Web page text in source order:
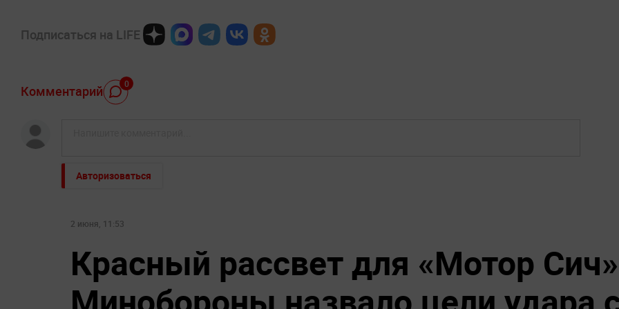
Подписаться на LIFE
Комментарий 0
Авторизоваться
2 июня, 11:53
Красный рассвет для «Мотор